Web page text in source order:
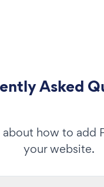
Asked
about how to add
your website.